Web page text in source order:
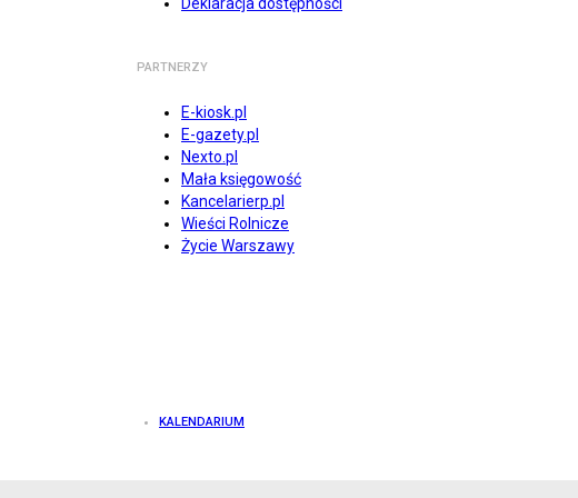
PARTNERZY
E-kiosk.pl
E-gazety.pl
Nexto.pl
Mała księgowość
Kancelarierp.pl
Wieści Rolnicze
Życie Warszawy
KALENDARIUM